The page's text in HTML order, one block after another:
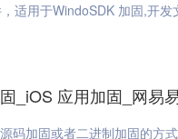
适用于WindoSDK 加固,开
_iOS 应用加固_网易
码加固或者二进制加固的方